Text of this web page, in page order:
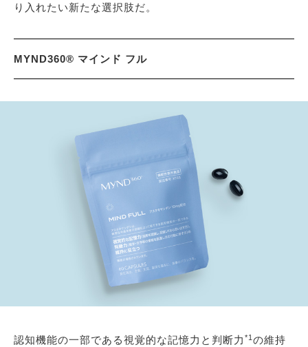
り入れたい新たな選択肢だ。
MYND360® マインド フル
認知機能の一部である視覚的な記憶力と判断力 *1 の維持